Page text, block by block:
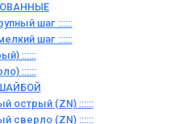
шаг ::::::
шаг ::::::
::::::
::::::
острый (ZN) ::::::
сверло (ZN) ::::::